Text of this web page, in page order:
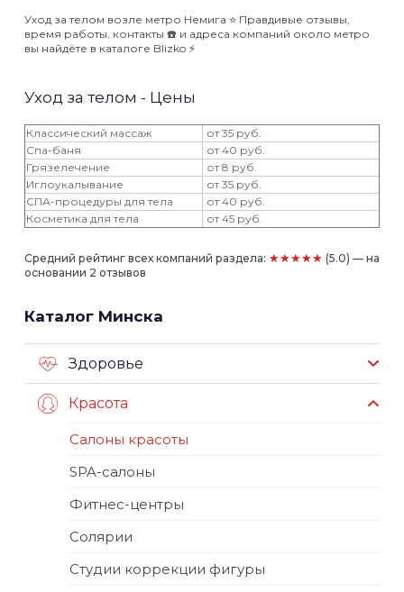
Уход за телом возле метро Немига ⭐️ Правдивые отзывы,
время работы, контакты ☎️ и адреса компаний около метро
вы найдёте в каталоге Blizko ⚡️
Уход за телом - Цены
Классический массаж
от 35 руб.
Спа-баня
от 40 руб.
Грязелечение
от 8 руб.
Иглоукалывание
от 35 руб.
СПА-процедуры для тела
от 40 руб.
Косметика для тела
от 45 руб.
Средний рейтинг всех компаний раздела: ★★★★★ (5.0) — на
основании 2 отзывов
Каталог Минска
Здоровье
Красота
Салоны красоты
SPA-салоны
Фитнес-центры
Солярии
Студии коррекции фигуры